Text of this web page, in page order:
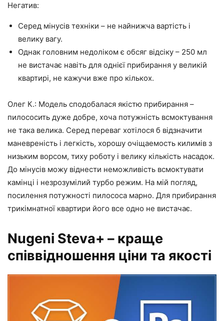
Негатив:
Серед мінусів техніки – не найнижча вартість і
велику вагу.
Однак головним недоліком є обсяг відсіку – 250 мл
не вистачає навіть для однієї прибирання у великій
квартирі, не кажучи вже про кількох.
Олег К.: Модель сподобалася якістю прибирання –
пилососить дуже добре, хоча потужність всмоктування
не така велика. Серед переваг хотілося б відзначити
маневреність і легкість, хорошу очіщаемость килимів з
низьким ворсом, тиху роботу і велику кількість насадок.
До мінусів можу віднести неможливість всмоктувати
камінці і незрозумілий турбо режим. На мій погляд,
посилення потужності пилососа марно. Для прибирання
трикімнатної квартири його все одно не вистачає.
Nugeni Steva+ – краще
співвідношення ціни та якості